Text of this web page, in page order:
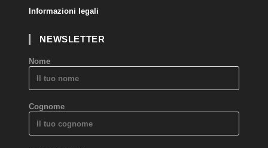
Informazioni legali
NEWSLETTER
Nome
Cognome